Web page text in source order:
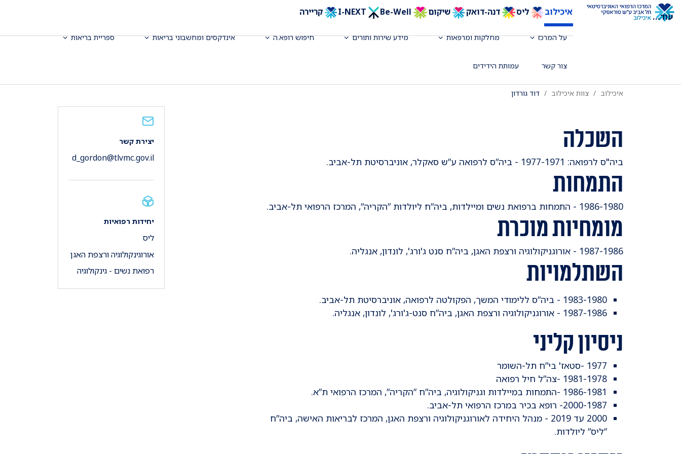
איכילוב ליס דנה-דואק שיקום Be-Well קריירה
על המרכז מחלקות ומרפאות מידע שירות ותורים חיפוש רופא.ה אינדקסים ומחשבוני בריאות ספריית בריאות
צור קשר עמותת הידידים
עוד...
רופא בכיר ביחידה לאורוגינקולוגיה ורצפת האגן, ביה"ח "ליס" ליולדות ונשים
איכילוב צוות איכילוב דוד גורדון
השכלה
ביה"ס לרפואה: 1977-1971 - ביה”ס לרפואה ע”ש סאקלר, אוניברסיטת תל-אביב.
התמחות
1986-1980 - התמחות ברפואת נשים ומיילדות, ביה”ח ליולדות ”הקריה”, המרכז הרפואי תל-אביב.
מומחיות מוכרת
1987-1986 - אורוגניקולוגיה ורצפת האגן, ביה”ח סנט ג'ורג', לונדון, אנגליה.
השתלמויות
1983-1980 - ביה”ס ללימודי המשך, הפקולטה לרפואה, אוניברסיטת תל-אביב.
1987-1986 - אורוגניקולוגיה ורצפת האגן, ביה”ח סנט-ג'ורג', לונדון, אנגליה.
ניסיון קליני
1977 -סטאז' בי”ח תל-השומר
1981-1978 -צה”ל חיל רפואה
1986-1981 -התמחות במיילדות וגניקולוגיה, ביה”ח ”הקריה”, המרכז הרפואי ת”א.
2000-1987- רופא בכיר במרכז הרפואי תל-אביב.
2000 עד 2019 - מנהל היחידה לאורוגניקולוגיה ורצפת האגן, המרכז לבריאות האישה, ביה”ח
”ליס” ליולדות.
יצירת קשר
d_gordon@tlvmc.gov.il
יחידות רפואיות
ליס
אורוגינקולוגיה ורצפת האגן
רפואת נשים - גינקולוגיה